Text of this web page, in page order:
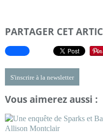
PARTAGER CET
S'inscrire à la newsletter
Vous aimerez aussi :